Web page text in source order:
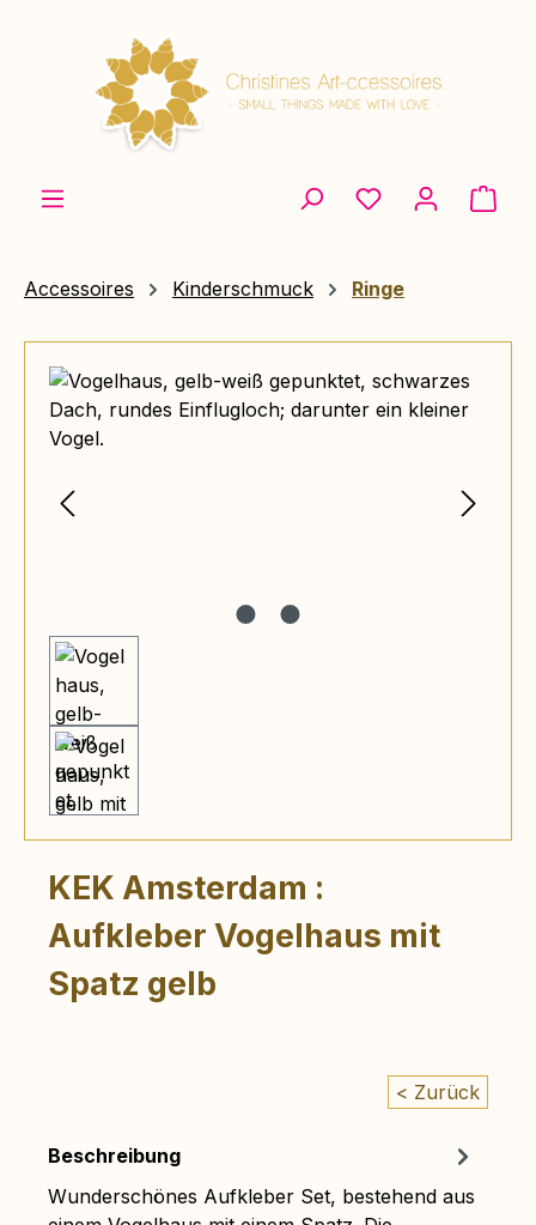
Accessoires Kinderschmuck Ringe
Bildergalerie überspringen
KEK Amsterdam :
Aufkleber Vogelhaus mit
Spatz gelb
< Zurück
Beschreibung
Wunderschönes Aufkleber Set, bestehend aus